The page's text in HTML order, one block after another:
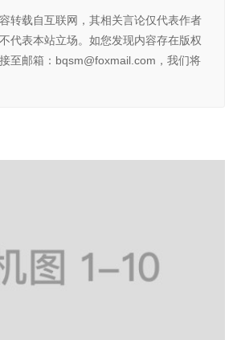
转载自互联网，其相关言论仅代表作者
代表本站立场。如您发现内容存在版权
至邮箱：bqsm@foxmail.com，我们将